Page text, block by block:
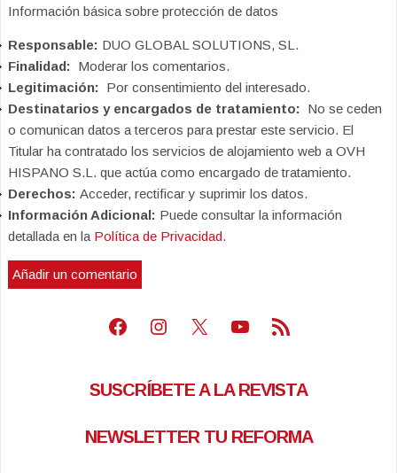
Información básica sobre protección de datos
Responsable: DUO GLOBAL SOLUTIONS, SL.
Finalidad: Moderar los comentarios.
Legitimación: Por consentimiento del interesado.
Destinatarios y encargados de tratamiento: No se ceden
o comunican datos a terceros para prestar este servicio. El
Titular ha contratado los servicios de alojamiento web a OVH
HISPANO S.L. que actúa como encargado de tratamiento.
Derechos: Acceder, rectificar y suprimir los datos.
Información Adicional: Puede consultar la información
detallada en la Política de Privacidad.
Facebook
Instagram
X Youtube
Feed RSS
SUSCRÍBETE A LA REVISTA
NEWSLETTER TU REFORMA